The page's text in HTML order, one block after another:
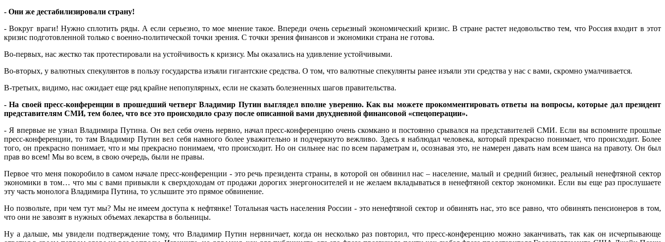
- Они же дестабилизировали страну!
- Вокруг враги! Нужно сплотить ряды. А если серьезно, то мое мнение такое. Впереди очень серьезный экономический кризис. В стране растет недовольство тем, что Россия входит в этот
кризис подготовленной только с военно-политической точки зрения. С точки зрения финансов и экономики страна не готова.
Во-первых, нас жестко так протестировали на устойчивость к кризису. Мы оказались на удивление устойчивыми.
Во-вторых, у валютных спекулянтов в пользу государства изъяли гигантские средства. О том, что валютные спекулянты ранее изъяли эти средства у нас с вами, скромно умалчивается.
В-третьих, видимо, нас ожидает еще ряд крайне непопулярных, если не сказать болезненных шагов правительства.
- На своей пресс-конференции в прошедший четверг Владимир Путин выглядел вполне уверенно. Как вы можете прокомментировать ответы на вопросы, которые дал президент
представителям СМИ, тем более, что все это происходило сразу после описанной вами двухдневной финансовой «спецоперации».
- Я впервые не узнал Владимира Путина. Он вел себя очень нервно, начал пресс-конференцию очень скомкано и постоянно срывался на представителей СМИ. Если вы вспомните прошлые
пресс-конференции, то там Владимир Путин вел себя намного более уважительно и подчеркнуто вежливо. Здесь я наблюдал человека, который прекрасно понимает, что происходит. Более
того, он прекрасно понимает, что и мы прекрасно понимаем, что происходит. Но он сильнее нас по всем параметрам и, осознавая это, не намерен давать нам всем шанса на правоту. Он был
прав во всем! Мы во всем, в свою очередь, были не правы.
Первое что меня покоробило в самом начале пресс-конференции - это речь президента страны, в которой он обвинил нас – население, малый и средний бизнес, реальный ненефтяной сектор
экономики в том… что мы с вами привыкли к сверхдоходам от продажи дорогих энергоносителей и не желаем вкладываться в ненефтяной сектор экономики. Если вы еще раз прослушаете
эту часть монолога Владимира Путина, то услышите это прямое обвинение.
Но позвольте, при чем тут мы? Мы не имеем доступа к нефтянке! Тотальная часть населения России - это ненефтяной сектор и обвинять нас, это все равно, что обвинять пенсионеров в том,
что они не завозят в нужных объемах лекарства в больницы.
Ну а дальше, мы увидели подтверждение тому, что Владимир Путин нервничает, когда он несколько раз повторил, что пресс-конференцию можно заканчивать, так как он исчерпывающе